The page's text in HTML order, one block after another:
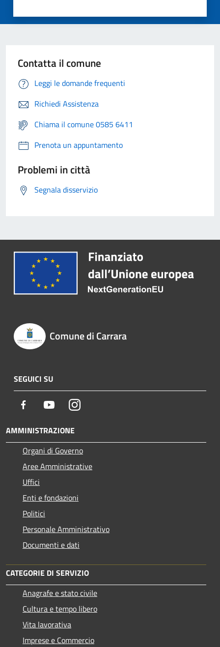
Contatta il comune
Leggi le domande frequenti
Richiedi Assistenza
Chiama il comune 0585 6411
Prenota un appuntamento
Problemi in città
Segnala disservizio
Comune di Carrara
SEGUICI SU
Facebook YoutubeInstagram
AMMINISTRAZIONE
Organi di Governo
Aree Amministrative
Uffici
Enti e fondazioni
Politici
Personale Amministrativo
Documenti e dati
CATEGORIE DI SERVIZIO
Anagrafe e stato civile
Cultura e tempo libero
Vita lavorativa
Imprese e Commercio